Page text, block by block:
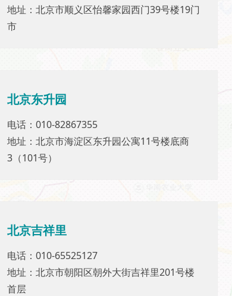
地址：北京市顺义区怡馨家园西门39号楼19门
市
地址：北京市顺义区怡馨家园西门39号楼19门
市
北京东升园
电话：010-82867355
地址：北京市海淀区东升园公寓11号楼底商
3（101号）
北京东升园
电话：010-82867355
地址：北京市海淀区东升园公寓11号楼底商
3（101号）
北京吉祥里
电话：010-65525127
地址：北京市朝阳区朝外大街吉祥里201号楼
首层
北京吉祥里
电话：010-65525127
地址：北京市朝阳区朝外大街吉祥里201号楼
首层